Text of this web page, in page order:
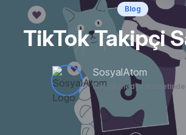
Blog
TikTok Takipçi
SosyalAtom
Sosyal medya